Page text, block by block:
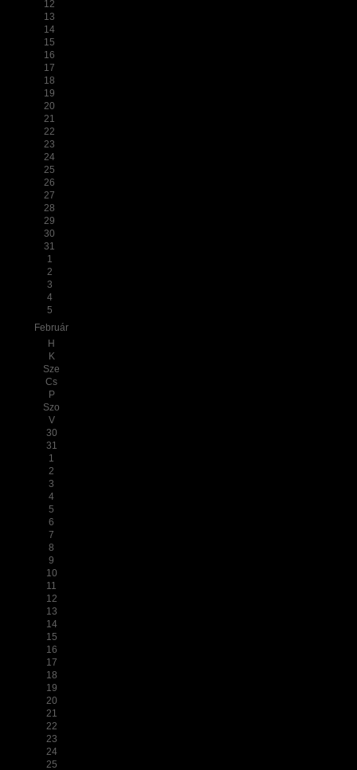
12
13
14
15
16
17
18
19
20
21
22
23
24
25
26
27
28
29
30
31
1
2
3
4
5
Február
H
K
Sze
Cs
P
Szo
V
30
31
1
2
3
4
5
6
7
8
9
10
11
12
13
14
15
16
17
18
19
20
21
22
23
24
25